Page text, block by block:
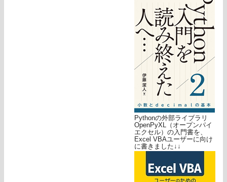
Pythonの外部ライブラリ
OpenPyXL（オープンパイ
エクセル）の入門書を、
Excel VBAユーザーに向け
に書きました↓↓